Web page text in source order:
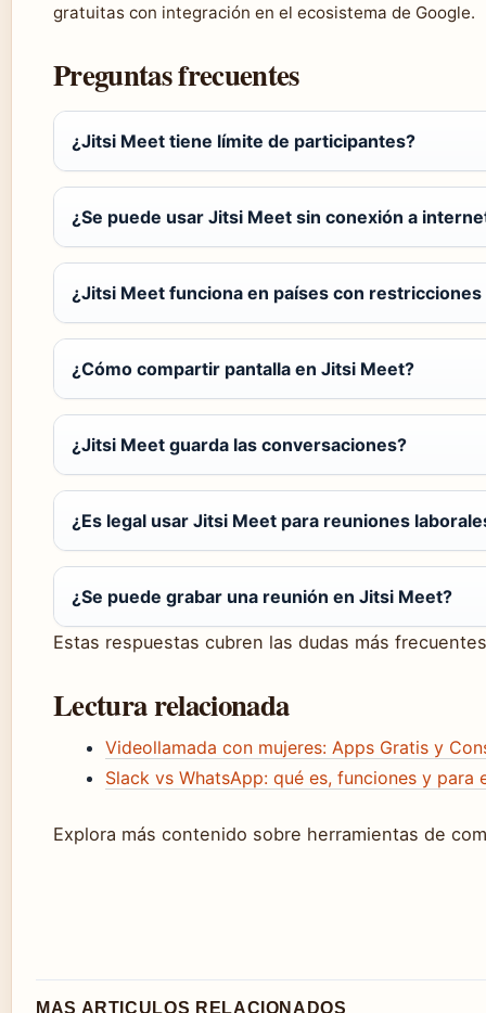
gratuitas con integración en el ecosistema de Google.
Preguntas frecuentes
¿Jitsi Meet tiene límite de participantes?
¿Se puede usar Jitsi Meet sin conexión a
¿Jitsi Meet funciona en países con restricciones
¿Cómo compartir pantalla en Jitsi Meet?
¿Jitsi Meet guarda las conversaciones?
¿Es legal usar Jitsi Meet para reuniones
¿Se puede grabar una reunión en Jitsi Meet?
Estas respuestas cubren las dudas más
Lectura relacionada
Videollamada con mujeres: Apps Gratis y
Slack vs WhatsApp: qué es, funciones y para
Explora más contenido sobre herramientas de
MAS ARTICULOS RELACIONADOS